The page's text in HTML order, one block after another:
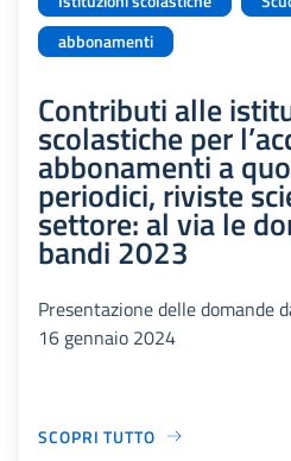
abbonamenti
Contributi alle
scolastiche per
abbonamenti a
periodici, riviste
settore: al via le
bandi 2023
Presentazione delle domande
16 gennaio 2024
SCOPRI TUTTO